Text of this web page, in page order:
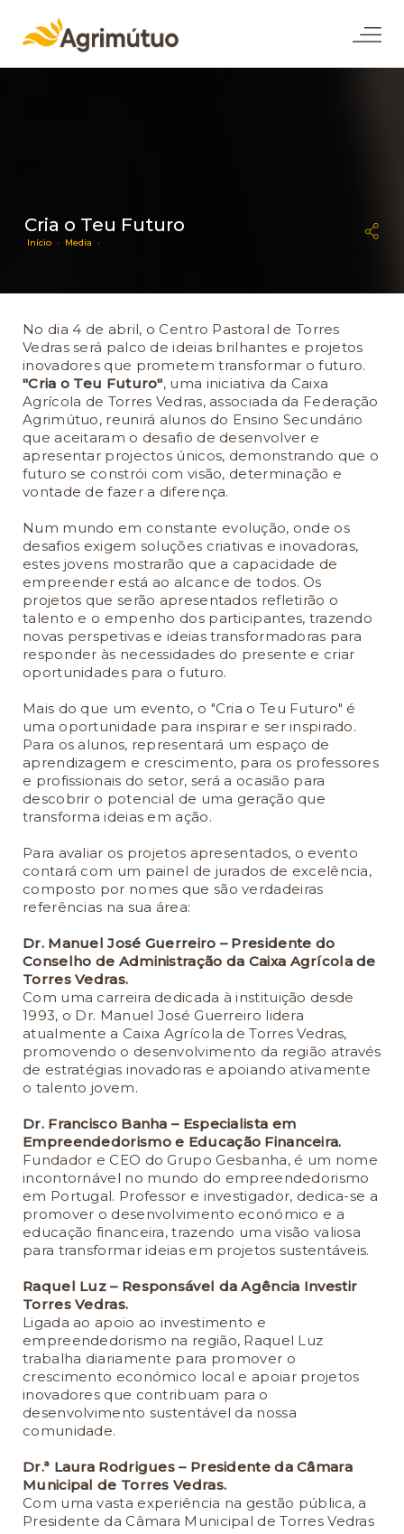
Cria o Teu Futuro
Início · Media ·
No dia 4 de abril, o Centro Pastoral de Torres
Vedras será palco de ideias brilhantes e projetos
inovadores que prometem transformar o futuro.
"Cria o Teu Futuro", uma iniciativa da Caixa
Agrícola de Torres Vedras, associada da Federação
Agrimútuo, reunirá alunos do Ensino Secundário
que aceitaram o desafio de desenvolver e
apresentar projectos únicos, demonstrando que o
futuro se constrói com visão, determinação e
vontade de fazer a diferença.
Num mundo em constante evolução, onde os
desafios exigem soluções criativas e inovadoras,
estes jovens mostrarão que a capacidade de
empreender está ao alcance de todos. Os
projetos que serão apresentados refletirão o
talento e o empenho dos participantes, trazendo
novas perspetivas e ideias transformadoras para
responder às necessidades do presente e criar
oportunidades para o futuro.
Mais do que um evento, o "Cria o Teu Futuro" é
uma oportunidade para inspirar e ser inspirado.
Para os alunos, representará um espaço de
aprendizagem e crescimento, para os professores
e profissionais do setor, será a ocasião para
descobrir o potencial de uma geração que
transforma ideias em ação.
Para avaliar os projetos apresentados, o evento
contará com um painel de jurados de excelência,
composto por nomes que são verdadeiras
referências na sua área:
Dr. Manuel José Guerreiro – Presidente do
Conselho de Administração da Caixa Agrícola de
Torres Vedras.
Com uma carreira dedicada à instituição desde
1993, o Dr. Manuel José Guerreiro lidera
atualmente a Caixa Agrícola de Torres Vedras,
promovendo o desenvolvimento da região através
de estratégias inovadoras e apoiando ativamente
o talento jovem.
Dr. Francisco Banha – Especialista em
Empreendedorismo e Educação Financeira.
Fundador e CEO do Grupo Gesbanha, é um nome
incontornável no mundo do empreendedorismo
em Portugal. Professor e investigador, dedica-se a
promover o desenvolvimento económico e a
educação financeira, trazendo uma visão valiosa
para transformar ideias em projetos sustentáveis.
Raquel Luz – Responsável da Agência Investir
Torres Vedras.
Ligada ao apoio ao investimento e
empreendedorismo na região, Raquel Luz
trabalha diariamente para promover o
crescimento económico local e apoiar projetos
inovadores que contribuam para o
desenvolvimento sustentável da nossa
comunidade.
Dr.ª Laura Rodrigues – Presidente da Câmara
Municipal de Torres Vedras.
Com uma vasta experiência na gestão pública, a
Presidente da Câmara Municipal de Torres Vedras